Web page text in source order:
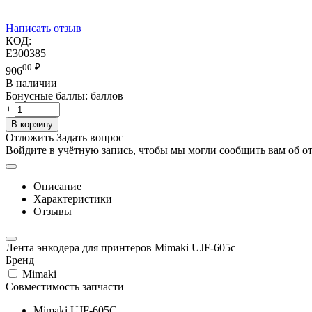
Написать отзыв
КОД:
E300385
90600 ₽
В наличии
Бонусные баллы: баллов
+
−
В корзину
Отложить Задать вопрос
Войдите в учётную запись, чтобы мы могли сообщить вам об
Описание
Характеристики
Отзывы
Лента энкодера для принтеров Mimaki UJF-605c
Бренд
Mimaki
Совместимость запчасти